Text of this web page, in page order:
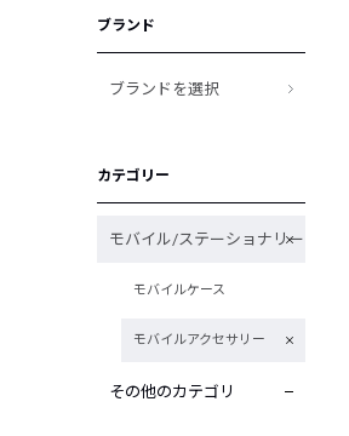
ブランド
ブランドを選択
カテゴリー
モバイル/ステーショナリー
モバイルケース
モバイルアクセサリー
その他のカテゴリ